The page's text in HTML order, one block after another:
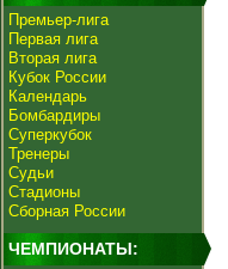
Премьер-лига
Первая лига
Вторая лига
Кубок России
Календарь
Бомбардиры
Суперкубок
Тренеры
Судьи
Стадионы
Сборная России
ЧЕМПИОНАТЫ: